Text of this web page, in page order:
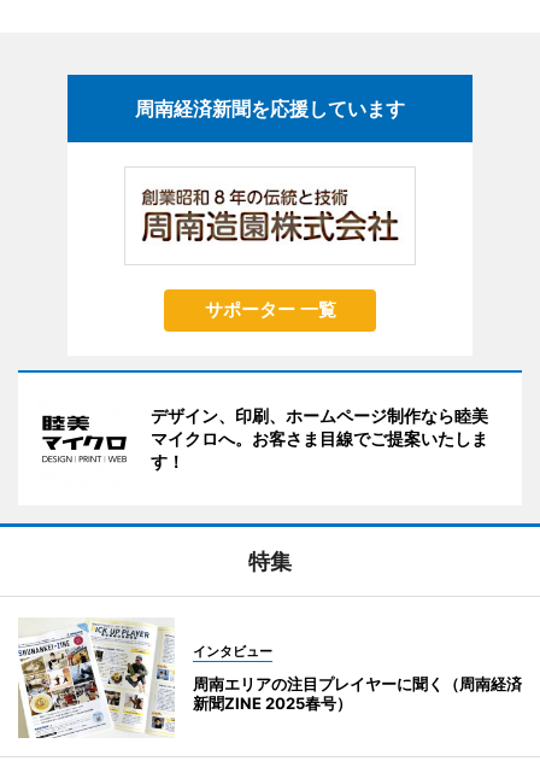
周南経済新聞を応援しています
サポーター 一覧
デザイン、印刷、ホームページ制作なら睦美
マイクロへ。お客さま目線でご提案いたしま
す！
特集
インタビュー
周南エリアの注目プレイヤーに聞く（周南経済
新聞ZINE 2025春号）